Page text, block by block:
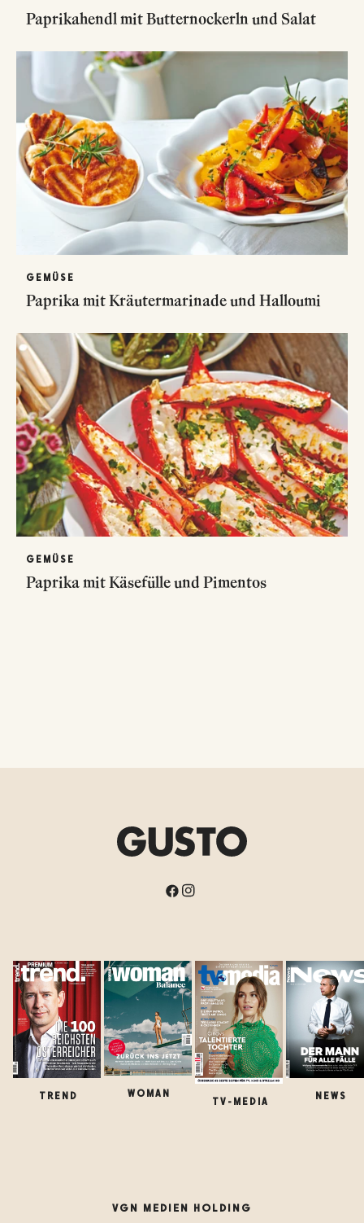
Paprikahendl mit Butternockerln und Salat
GEMÜSE
Paprika mit Kräutermarinade und Halloumi
GEMÜSE
Paprika mit Käsefülle und Pimentos
TREND WOMAN
TV-MEDIA
NEWS
VGN MEDIEN HOLDING